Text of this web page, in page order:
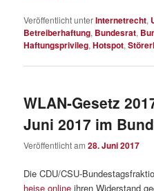
Veröffentlicht unterInternetrecht,
Betreiberhaftung, Bundesrat,
Haftungsprivileg,Hotspot,
WLAN-Gesetz
Juni 2017 im
Veröffentlicht am28. Juni 2017
Die CDU/CSU-
heise online ihren Widerstand